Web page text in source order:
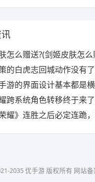
怎么赠送?(剑姬皮肤怎
回城动作没有了，怎么获得?(王者荣耀百里玄策的
界面设计基本都是横屏模式?(为什么有些
色转移终于来了，却需要990点券，你怎么看?(王
胜之后必定连跪，该如何避免?网友称少拿MVP可以
2035 优手游 版权所有 网站备